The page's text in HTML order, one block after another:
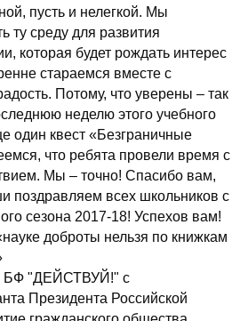
пусть и нелегкой. Мы
ту среду для развития
которая будет рождать интерес
стараемся вместе с
Потому, что уверены – так
неделю этого учебного
один квест «Безграничные
что ребята провели время с
Мы – точно! Спасибо вам,
поздравляем всех школьников с
сезона 2017-18! Успехов вам!
доброты нельзя по книжкам
БФ "ДЕЙСТВУЙ!" с
Президента Российской